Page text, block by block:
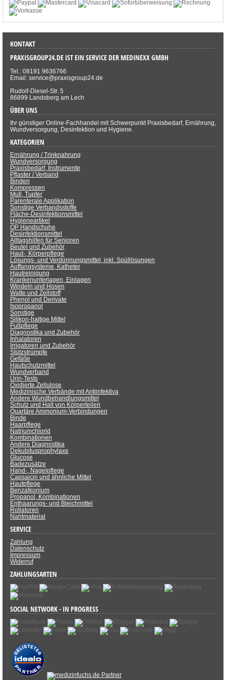
KONTAKT
PRAXISGROUP24.DE IST EIN SERVICE DER MEDINEXX GMBH
Tel.: 08191 9636766
Email: service@praxisgroup24.de
Rudolf-Diesel-Str. 5
86899 Landsberg am Lech
ÜBER UNS
Ihr günstiger Online-Fachhandel mit Schwerpunkt Praxisbedarf, Ernährung,
Wundversorgung, Desinfektion und Hygiene.
KATEGORIEN
Ernährung / Trinknahrung
Wundversorgung
Praxisbedarf, Instrumente
Pflaster / Verband
Binden
Kompressen
Mull, Tupfer
Parenterale Applikation
Sonstige Verbandsstoffe
Fläche-Desinfektionsmittel
Hygieneartikel
OP Handschuhe
Desinfektionsmittel
Alltagshilfen für Senioren
Beutel und Zubehör
Haut-, Körperpflege
Lösungs- und Verdünnungsmittel, inkl. Spüllösungen
Auffangsysteme, Katheter
Hautreinigung
Krankenunterlagen, Einlagen
Windeln und Hosen
Watte und Zellstoff
Phenol und Derivate
Isopropanol
Sonstige
Silikon-haltige Mittel
Fußpflege
Diagnostika und Zubehör
Inhalatoren
Irrigatoren und Zubehör
Stützstrümpfe
Gefäße
Hautschutzmittel
Wundverband
Urin-Tests
Oxidierte Zellulose
Medizinische Verbände mit Antiinfektiva
Andere Wundbehandlungsmittel
Schutz und Halt von Körperteilen
Quartäre Ammonium-Verbindungen
Binde
Haarpflege
Natriumchlorid
Kombinationen
Andere Diagnostika
Dekubitusprophylaxe
Glucose
Badezusätze
Hand-, Nagelpflege
Capsaicin und ähnliche Mittel
Hautpflege
Benzalkonium
Propanol, Kombinationen
Enthaarungs- und Bleichmittel
Rollatoren
Nahtmaterial
SERVICE
Zahlung
Datenschutz
Impressum
Widerruf
ZAHLUNGSARTEN
SOCIAL NETWORK - IN PROGRESS